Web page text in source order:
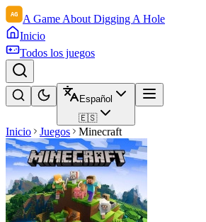
A Game About Digging A Hole
Inicio
Todos los juegos
Español
🇪🇸
Inicio Juegos Minecraft